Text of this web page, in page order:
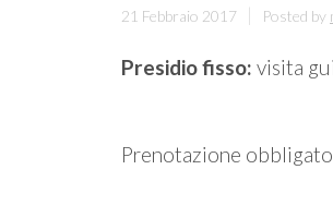
21 Febbraio 2017 Posted by
Presidio fisso: visita
Prenotazione